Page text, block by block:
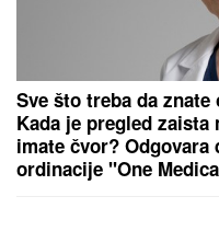
Sve što treba da
Kada je pregled zaista
imate čvor?
ordinacije "One